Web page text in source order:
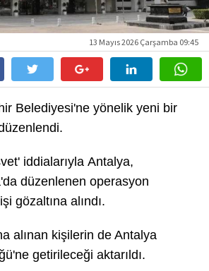
13 Mayıs 2026 Çarşamba 09:45
Belediyesi'ne yönelik yeni bir
iddialarıyla Antalya,
düzenlenen operasyon
gözaltına alındı.
alınan kişilerin de Antalya
getirileceği aktarıldı.